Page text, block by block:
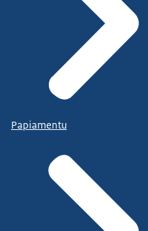
Papiamentu